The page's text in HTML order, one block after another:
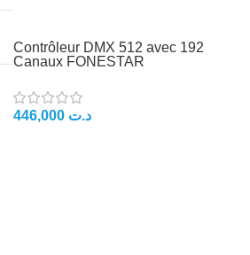
Contrôleur DMX 512 avec 192
Canaux FONESTAR
د.ت 446,000